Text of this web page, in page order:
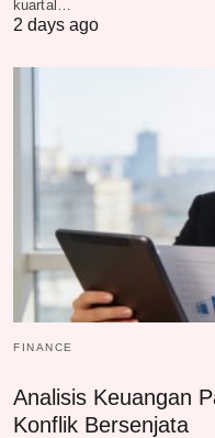
kuartal…
2 days ago
FINANCE
Analisis Keuangan
Konflik Bersenjata